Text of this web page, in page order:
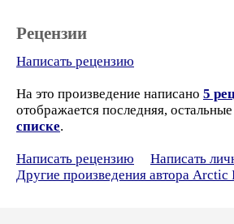
Рецензии
Написать рецензию
На это произведение написано 5
отображается последняя,
списке.
Написать рецензию
Написать
Другие произведения автора Arctic